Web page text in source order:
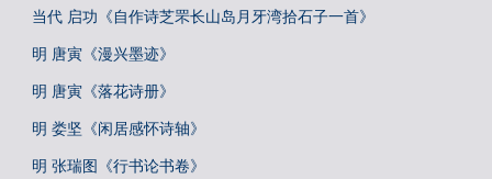
当代 启功《自作诗芝罘长山岛月牙湾拾石子一首》
明 唐寅《漫兴墨迹》
明 唐寅《落花诗册》
明 娄坚《闲居感怀诗轴》
明 张瑞图《行书论书卷》